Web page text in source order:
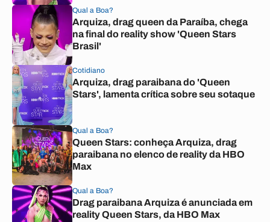
Qual a Boa?
Arquiza, drag queen da Paraíba, chega
na final do reality show 'Queen Stars
Brasil'
Cotidiano
Arquiza, drag paraibana do 'Queen
Stars', lamenta crítica sobre seu sotaque
Qual a Boa?
Queen Stars: conheça Arquiza, drag
paraibana no elenco de reality da HBO
Max
Qual a Boa?
Drag paraibana Arquiza é anunciada em
reality Queen Stars, da HBO Max